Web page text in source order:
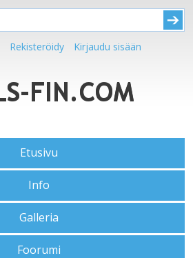
Rekisteröidy Kirjaudu sisään
Etusivu
Info
Galleria
Foorumi